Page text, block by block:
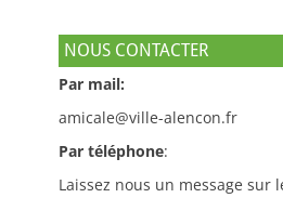
NOUS CONTACTER
Par mail:
amicale@ville-alencon.fr
Par téléphone:
Laissez nous un message sur